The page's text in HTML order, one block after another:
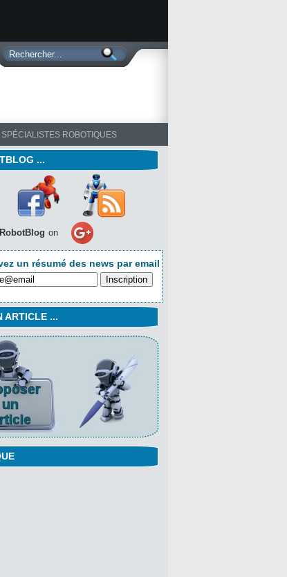
SPÉCIALISTES ROBOTIQUES
...
RobotBlog on
un résumé des news par email
ARTICLE ...